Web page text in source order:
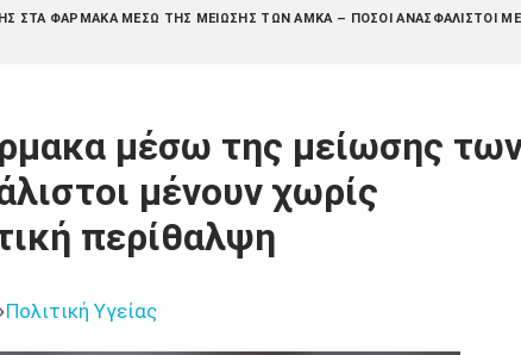
ΣΤΑ ΦΆΡΜΑΚΑ ΜΈΣΩ ΤΗΣ ΜΕΊΩΣΗΣ ΤΩΝ ΑΜΚΑ – ΠΌΣΟΙ ΑΝΑΣΦΆΛΙΣΤΟΙ
μέσω της μείωσης
μένουν χωρίς
περίθαλψη
Πολιτική Υγείας